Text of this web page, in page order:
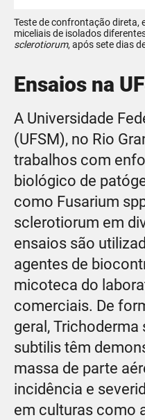
Teste de confrontação direta,
miceliais de isolados
sclerotiorum, após sete dias
Ensaios na
A Universidade
(UFSM), no Rio
trabalhos com
biológico de
como Fusarium
sclerotiorum em
ensaios são
agentes de
micoteca do
comerciais. De
geral, Trichoderma
subtilis têm
massa de parte
incidência e
em culturas como